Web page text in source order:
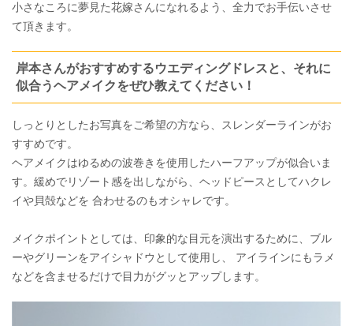
小さなころに夢見た花嫁さんになれるよう、全力でお手伝いさせ
て頂きます。
岸本さんがおすすめするウエディングドレスと、それに
似合うヘアメイクをぜひ教えてください！
しっとりとしたお写真をご希望の方なら、スレンダーラインがお
すすめです。
ヘアメイクはゆるめの波巻きを使用したハーフアップが似合いま
す。緩めでリゾート感を出しながら、ヘッドピースとしてハクレ
イや貝殻などを 合わせるのもオシャレです。
メイクポイントとしては、印象的な目元を演出するために、ブル
ーやグリーンをアイシャドウとして使用し、 アイラインにもラメ
などを含ませるだけで目力がグッとアップします。